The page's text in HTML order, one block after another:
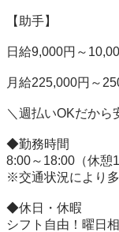
【助手】
日給9,000円～
月給225,000円～
＼週払いOKだから
◆勤務時間
8:00～18:00（休憩1
※交通状況により
◆休日・休暇
シフト自由！曜日